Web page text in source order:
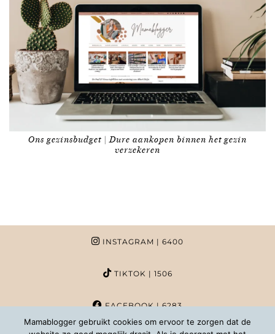
Ons gezinsbudget | Dure aankopen binnen het gezin
verzekeren
INSTAGRAM | 6400
TIKTOK | 1506
FACEBOOK| 6283
Mamablogger gebruikt cookies om ervoor te zorgen dat de